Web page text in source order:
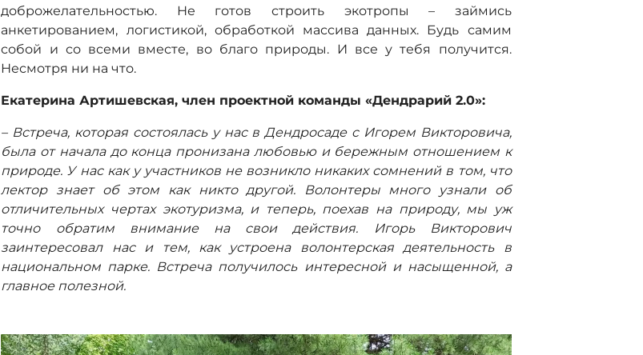
доброжелательностью. Не готов строить экотропы – займись
анкетированием, логистикой, обработкой массива данных. Будь самим
собой и со всеми вместе, во благо природы. И все у тебя получится.
Несмотря ни на что.
Екатерина Артишевская, член проектной команды «Дендрарий 2.0»:
– Встреча, которая состоялась у нас в Дендросаде с Игорем Викторовича,
была от начала до конца пронизана любовью и бережным отношением к
природе. У нас как у участников не возникло никаких сомнений в том, что
лектор знает об этом как никто другой. Волонтеры много узнали об
отличительных чертах экотуризма, и теперь, поехав на природу, мы уж
точно обратим внимание на свои действия. Игорь Викторович
заинтересовал нас и тем, как устроена волонтерская деятельность в
национальном парке. Встреча получилось интересной и насыщенной, а
главное полезной.